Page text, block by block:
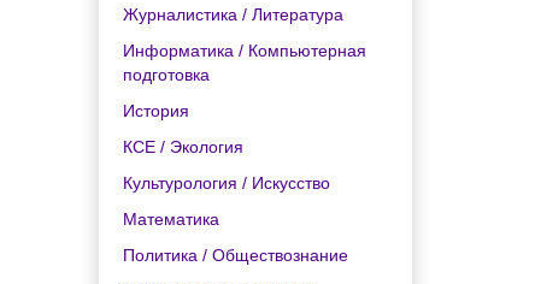
Журналистика / Литература
Информатика / Компьютерная
подготовка
История
КСЕ / Экология
Культурология / Искусство
Математика
Политика / Обществознание